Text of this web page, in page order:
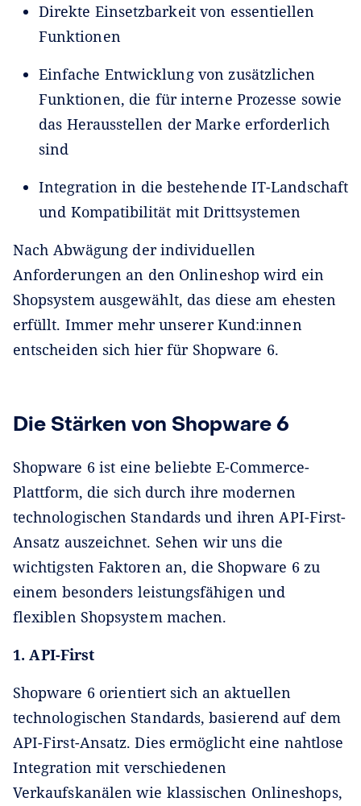
Direkte Einsetzbarkeit von essentiellen
Funktionen
Einfache Entwicklung von zusätzlichen
Funktionen, die für interne Prozesse sowie
das Herausstellen der Marke erforderlich
sind
Integration in die bestehende IT-Landschaft
und Kompatibilität mit Drittsystemen
Nach Abwägung der individuellen
Anforderungen an den Onlineshop wird ein
Shopsystem ausgewählt, das diese am ehesten
erfüllt. Immer mehr unserer Kund:innen
entscheiden sich hier für Shopware 6.
Die Stärken von Shopware 6
Shopware 6 ist eine beliebte E-Commerce-
Plattform, die sich durch ihre modernen
technologischen Standards und ihren API-First-
Ansatz auszeichnet. Sehen wir uns die
wichtigsten Faktoren an, die Shopware 6 zu
einem besonders leistungsfähigen und
flexiblen Shopsystem machen.
1. API-First
Shopware 6 orientiert sich an aktuellen
technologischen Standards, basierend auf dem
API-First-Ansatz. Dies ermöglicht eine nahtlose
Integration mit verschiedenen
Verkaufskanälen wie klassischen Onlineshops,